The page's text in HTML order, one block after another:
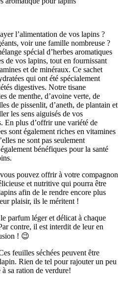
l’alimentation de vos lapins ?
voir une famille nombreuse ?
spécial d’herbes aromatiques
de vos lapins, tout en fournissant
et de minéraux. Ce sachet
qui ont été spécialement
digestives. Notre tisane
de menthe, d’avoine verte, de
de pissenlit, d’aneth, de plantain et
les sens aiguisés de vos
En plus d’offrir une variété de
sont également riches en vitamines
ne sont pas seulement
bénéfiques pour la santé
pouvez offrir à votre compagnon
et nutritive qui pourra être
afin de le rendre encore plus
plaisir, ils le méritent !
parfum léger et délicat à chaque
contre, il est interdit de leur en
! 😉
feuilles séchées peuvent être
Rien de tel pour rajouter un peu
sa ration de verdure!